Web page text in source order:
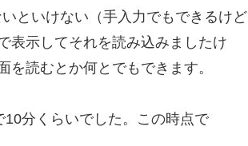
といけない（手入力でもできるけど
表示してそれを読み込みましたけ
読むとか何とでもできます。
分くらいでした。この時点で